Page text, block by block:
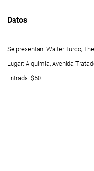
Datos
Se presentan: Walter Turco,
Lugar: Alquimia, Avenida
Entrada: $50.